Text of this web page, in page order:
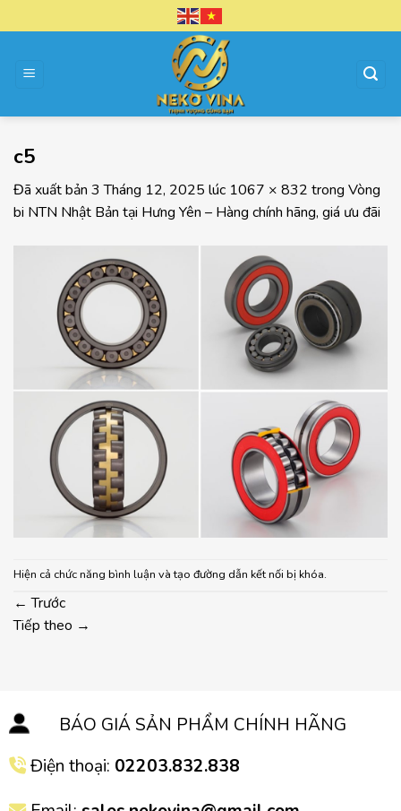
đến
dung
c5
Đã xuất bản 3 Tháng 12, 2025 lúc 1067 × 832 trong Vòng
bi NTN Nhật Bản tại Hưng Yên – Hàng chính hãng, giá ưu đãi
Hiện cả chức năng bình luận và tạo đường dẫn kết nối bị khóa.
← Trước
Tiếp theo →
BÁO GIÁ SẢN PHẨM CHÍNH HÃNG
Điện thoại: 02203.832.838